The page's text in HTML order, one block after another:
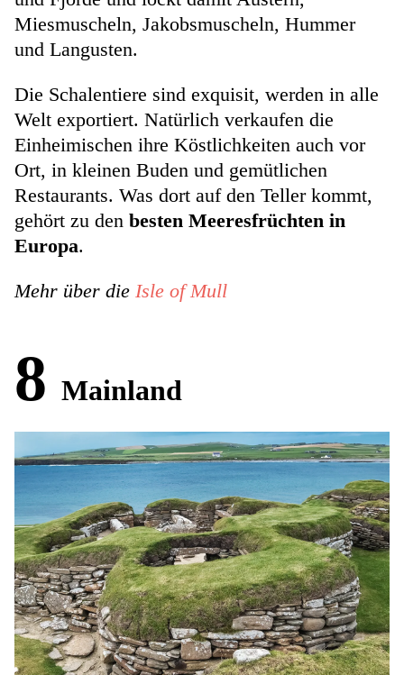
Miesmuscheln, Jakobsmuscheln, Hummer
und Langusten.
Die Schalentiere sind exquisit, werden in alle
Welt exportiert. Natürlich verkaufen die
Einheimischen ihre Köstlichkeiten auch vor
Ort, in kleinen Buden und gemütlichen
Restaurants. Was dort auf den Teller kommt,
gehört zu den besten Meeresfrüchten in
Europa.
Mehr über die Isle of Mull
8 Mainland